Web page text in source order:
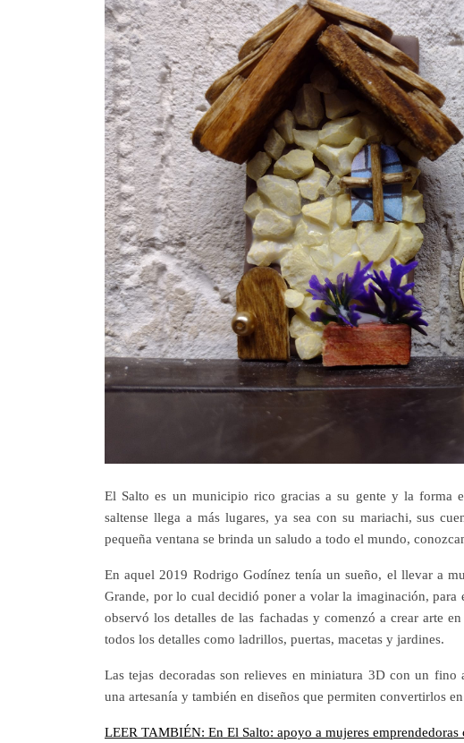
El Salto es un municipio rico gracias a su gente y la forma
saltense llega a más lugares, ya sea con su mariachi, sus
pequeña ventana se brinda un saludo a todo el mundo,
En aquel 2019 Rodrigo Godínez tenía un sueño, el llevar a
Grande, por lo cual decidió poner a volar la imaginación, para
observó los detalles de las fachadas y comenzó a crear arte
todos los detalles como ladrillos, puertas, macetas y jardines.
Las tejas decoradas son relieves en miniatura 3D con un
una artesanía y también en diseños que permiten convertirlos
LEER TAMBIÉN: En El Salto: apoyo a mujeres